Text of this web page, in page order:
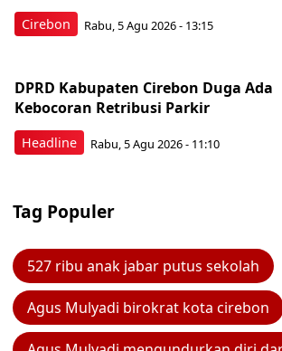
Cirebon Rabu, 5 Agu 2026 - 13:15
Headline
DPRD Kabupaten Cirebon Duga Ada
Kebocoran Retribusi Parkir
Rabu, 5 Agu 2026 - 11:10
Tag Populer
527 ribu anak jabar putus sekolah
Agus Mulyadi birokrat kota cirebon